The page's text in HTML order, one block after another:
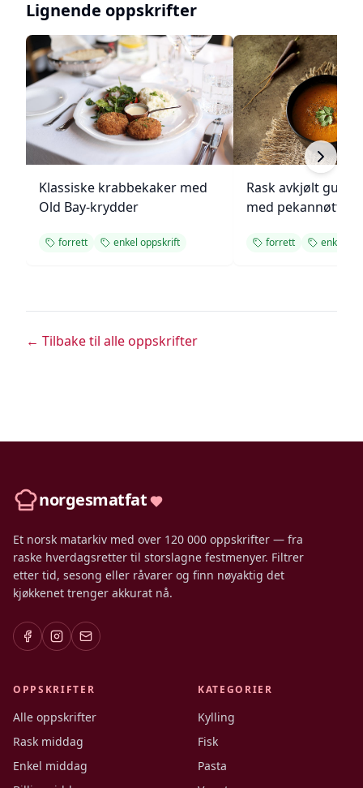
Lignende oppskrifter
Klassiske krabbekaker med
Old Bay-krydder
forrett enkel oppskrift
Rask avkjølt
med pekannøtter
forrett enkel
← Tilbake til alle oppskrifter
norgesmatfat
Et norsk matarkiv med over 120 000 oppskrifter — fra
raske hverdagsretter til storslagne festmenyer. Filtrer
etter tid, sesong eller råvarer og finn nøyaktig det
kjøkkenet trenger akkurat nå.
OPPSKRIFTER
Alle oppskrifter
Rask middag
Enkel middag
KATEGORIER
Kylling
Fisk
Pasta